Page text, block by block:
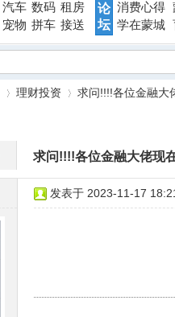
汽车 数码 租房
宠物 拼车 接送
论
坛
消费心得
学在蒙城
理财投资
›
求问!!!!各位金融大
求问!!!!各位金融大佬现
发表于 2023-11-17